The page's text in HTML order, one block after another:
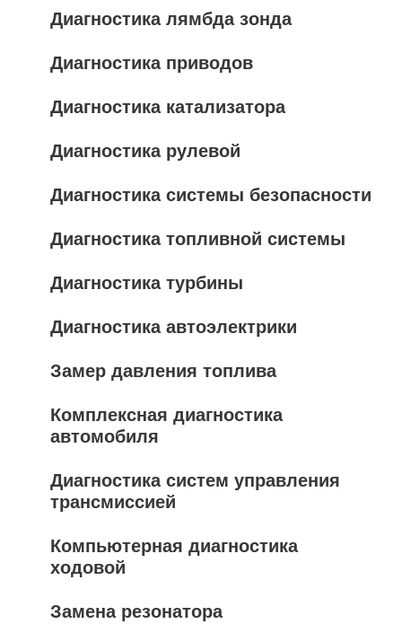
Диагностика лямбда зонда
Диагностика приводов
Диагностика катализатора
Диагностика рулевой
Диагностика системы безопасности
Диагностика топливной системы
Диагностика турбины
Диагностика автоэлектрики
Замер давления топлива
Комплексная диагностика
автомобиля
Диагностика систем управления
трансмиссией
Компьютерная диагностика
ходовой
Замена резонатора